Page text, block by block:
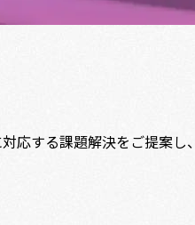
する課題解決をご提案